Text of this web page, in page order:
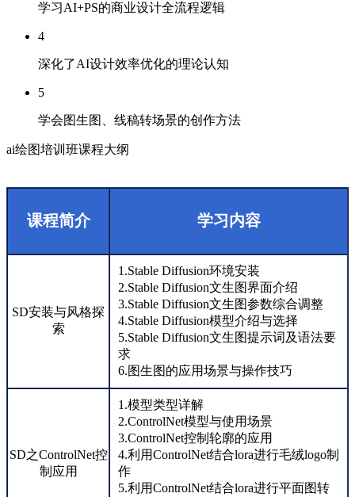
学习AI+PS的商业设计全流程逻辑
4
深化了AI设计效率优化的理论认知
5
学会图生图、线稿转场景的创作方法
ai绘图培训班课程大纲
课程简介 学习内容
SD安装与风格探
索
1.Stable Diffusion环境安装
2.Stable Diffusion文生图界面介绍
3.Stable Diffusion文生图参数综合调整
4.Stable Diffusion模型介绍与选择
5.Stable Diffusion文生图提示词及语法要
求
6.图生图的应用场景与操作技巧
SD之ControlNet控
制应用
1.模型类型详解
2.ControlNet模型与使用场景
3.ControlNet控制轮廓的应用
4.利用ControlNet结合lora进行毛绒logo制
作
5.利用ControlNet结合lora进行平面图转